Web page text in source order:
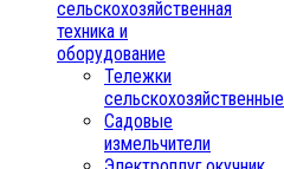
сельскохозяйственная
техника и
оборудование
Тележки
сельскохозяйственные
Садовые
измельчители